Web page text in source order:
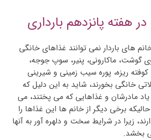
هفته پانزدهم بارداری
های باردار نمی توانند غذاهای خانگی
گوشت، ماکارونی، پنیر، سوپ جوجه،
کوفته ریزه، پوره سیب زمینی و شیرینی
خانگی بخورند، شاید به این دلیل که
یاد مادرشان و غذاهایی که می پختند، می
حالیکه برخی دیگر از خانم ها این غذاها را
زیرا در شرایط سخت و دلهره آور به آنها
بخشد.